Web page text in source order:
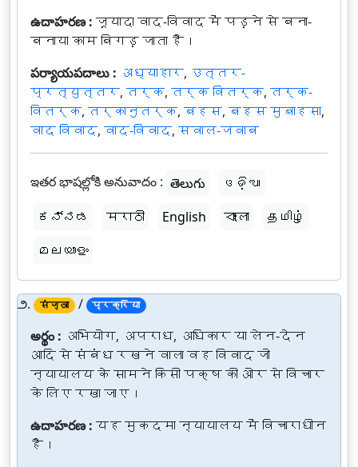
ఉదాహరణ : ज़्यादा वाद-विवाद में पड़ने से बना-
बनाया काम बिगड़ जाता है।
పర్యాయపదాలు : अध्याहार, उत्तर-
प्रत्युत्तर, तर्क, तर्क वितर्क, तर्क-
वितर्क, तर्कानुतर्क, बहस, बहस मुबाहसा,
वाद विवाद, वाद-विवाद, सवाल-जवाब
ఇతర భాషల్లోకి అనువాదం : తెలుగు
ଓଡ଼ିଆ
ಕನ್ನಡ
मराठी English বাংলা
தமிழ்
മലയാളം
౨. संज्ञा / प्रक्रिया
అర్థం : अभियोग, अपराध, अधिकार या लेन-देन
आदि से संबंध रखने वाला वह विवाद जो
न्यायालय के सामने किसी पक्ष की ओर से विचार
के लिए रखा जाए।
ఉదాహరణ : यह मुकदमा न्यायालय में विचाराधीन
है।